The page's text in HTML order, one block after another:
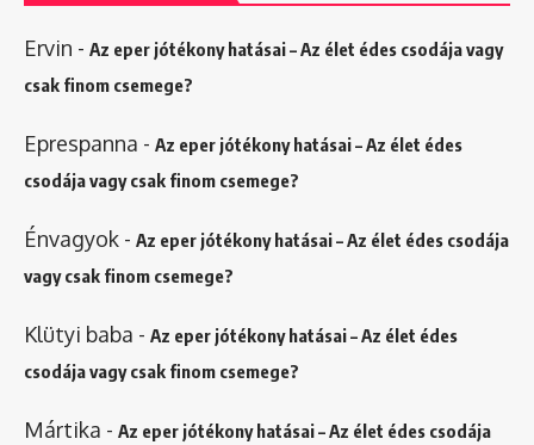
Ervin - Az eper jótékony hatásai – Az élet édes csodája vagy
csak finom csemege?
Eprespanna - Az eper jótékony hatásai – Az élet édes
csodája vagy csak finom csemege?
Énvagyok - Az eper jótékony hatásai – Az élet édes csodája
vagy csak finom csemege?
Klütyi baba - Az eper jótékony hatásai – Az élet édes
csodája vagy csak finom csemege?
Mártika - Az eper jótékony hatásai – Az élet édes csodája